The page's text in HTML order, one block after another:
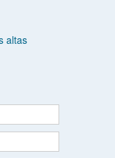
altas